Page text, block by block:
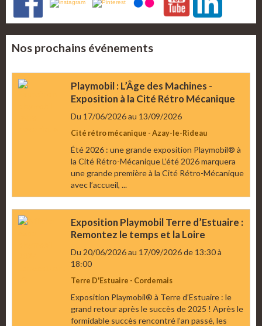
Nos prochains événements
Playmobil : L’Âge des Machines -
Exposition à la Cité Rétro Mécanique
Du 17/06/2026au 13/09/2026
Cité rétro mécanique - Azay-le-Rideau
Été 2026 : une grande exposition Playmobil® à
la Cité Rétro-Mécanique L’été 2026 marquera
une grande première à la Cité Rétro-Mécanique
avec l’accueil, ...
Exposition Playmobil Terre d’Estuaire :
Remontez le temps et la Loire
Du 20/06/2026au 17/09/2026de 13:30à
18:00
Terre D'Estuaire - Cordemais
Exposition Playmobil® à Terre d’Estuaire : le
grand retour après le succès de 2025 ! Après le
formidable succès rencontré l’an passé, les